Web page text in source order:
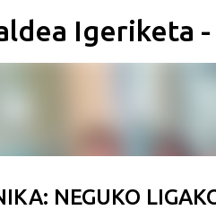
Igeriketa
NEGUKO